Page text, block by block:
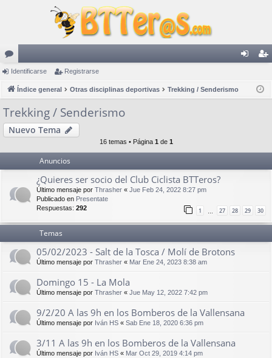
or
os ist
Identificarse Registrarse
Índice general Otras disciplinas deportivas Trekking / Senderismo
Trekking / Senderismo
Nuevo Tema
16 temas • Página 1 de 1
Anuncios
¿Quieres ser socio del Club Ciclista BTTeros?
Último mensaje por Thrasher « Jue Feb 24, 2022 8:27 pm
Publicado en Presentate
Respuestas: 292 1 … 27 28 29 30
Temas
05/02/2023 - Salt de la Tosca / Molí de Brotons
Último mensaje por Thrasher « Mar Ene 24, 2023 8:38 am
Domingo 15 - La Mola
Último mensaje por Thrasher « Jue May 12, 2022 7:42 pm
9/2/20 A las 9h en los Bomberos de la Vallensana
Último mensaje por Iván HS « Sab Ene 18, 2020 6:36 pm
3/11 A las 9h en los Bomberos de la Vallensana
Último mensaje por Iván HS « Mar Oct 29, 2019 4:14 pm